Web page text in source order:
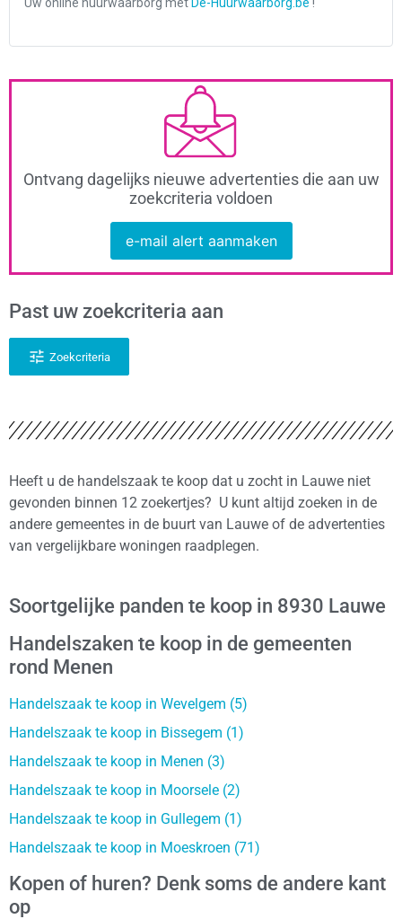
Ontvang dagelijks nieuwe advertenties die aan uw
zoekcriteria voldoen
e-mail alert aanmaken
Past uw zoekcriteria aan
Zoekcriteria
Heeft u de handelszaak te koop dat u zocht in Lauwe niet
gevonden binnen 12 zoekertjes? U kunt altijd zoeken in de
andere gemeentes in de buurt van Lauwe of de advertenties
van vergelijkbare woningen raadplegen.
Soortgelijke panden te koop in 8930 Lauwe
Handelszaken te koop in de gemeenten
rond Menen
Handelszaak te koop in Wevelgem (5)
Handelszaak te koop in Bissegem (1)
Handelszaak te koop in Menen (3)
Handelszaak te koop in Moorsele (2)
Handelszaak te koop in Gullegem (1)
Handelszaak te koop in Moeskroen (71)
Kopen of huren? Denk soms de andere kant
op